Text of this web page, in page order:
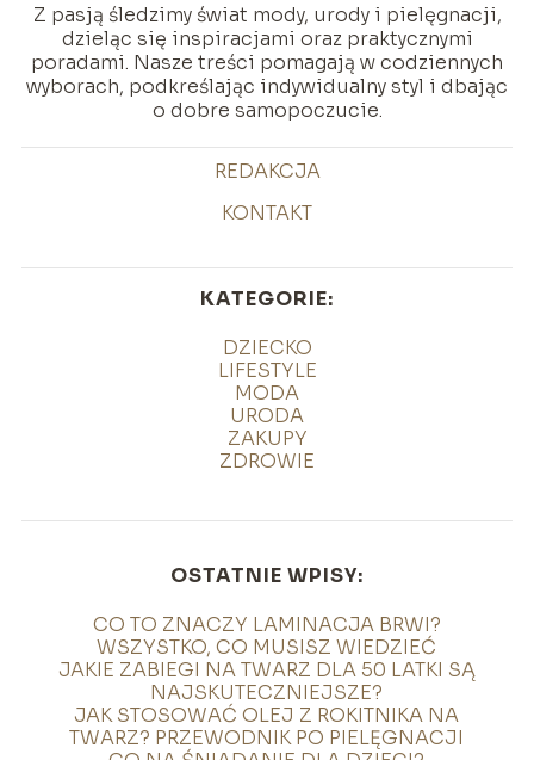
Z pasją śledzimy świat mody, urody i pielęgnacji,
dzieląc się inspiracjami oraz praktycznymi
poradami. Nasze treści pomagają w codziennych
wyborach, podkreślając indywidualny styl i dbając
o dobre samopoczucie.
REDAKCJA
KONTAKT
KATEGORIE:
DZIECKO
LIFESTYLE
MODA
URODA
ZAKUPY
ZDROWIE
OSTATNIE WPISY:
CO TO ZNACZY LAMINACJA BRWI?
WSZYSTKO, CO MUSISZ WIEDZIEĆ
JAKIE ZABIEGI NA TWARZ DLA 50 LATKI SĄ
NAJSKUTECZNIEJSZE?
JAK STOSOWAĆ OLEJ Z ROKITNIKA NA
TWARZ? PRZEWODNIK PO PIELĘGNACJI